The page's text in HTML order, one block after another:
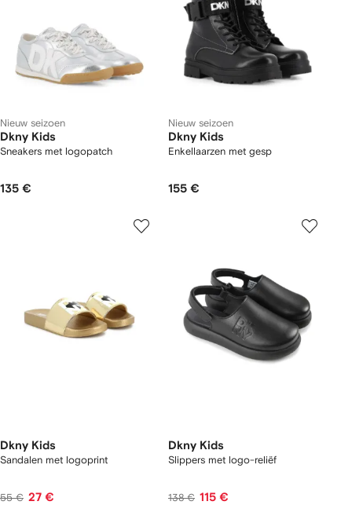
Nieuw seizoen
Dkny Kids
Sneakers met logopatch
135 €
Nieuw seizoen
Dkny Kids
Enkellaarzen met gesp
155 €
Dkny Kids
Sandalen met logoprint
55 € 27 €
Dkny Kids
Slippers met logo-reliëf
138 € 115 €